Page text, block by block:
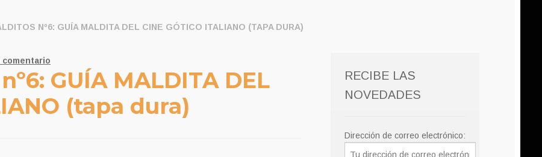
Nº6: GUÍA MALDITA DEL CINE GÓTICO ITALIANO (TAPA DURA)
comentario
GUÍA MALDITA DEL
(tapa dura)
RECIBE LAS
NOVEDADES
Dirección de correo electrónico: